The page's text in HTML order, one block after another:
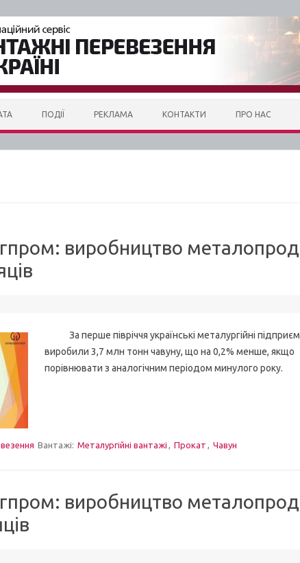
ПОДІЇ РЕКЛАМА КОНТАКТИ ПРО НАС
виробництво
За перше півріччя українські металургійні
виробили 3,7 млн тонн чавуну, що на 0,2% менше, якщо
порівнювати з аналогічним періодом минулого року.
Вантажі: Металургійні вантажі , Прокат , Чавун
виробництво